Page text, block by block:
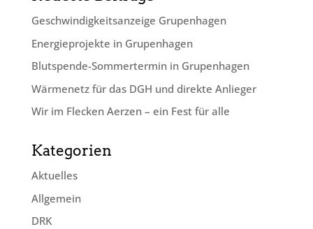
Geschwindig­keits­anzeige Grupenhagen
Energieprojekte in Grupenhagen
Blutspende-Sommertermin in Grupenhagen
Wärmenetz für das DGH und direkte Anlieger
Wir im Flecken Aerzen – ein Fest für alle
Kategorien
Aktuelles
Allgemein
DRK